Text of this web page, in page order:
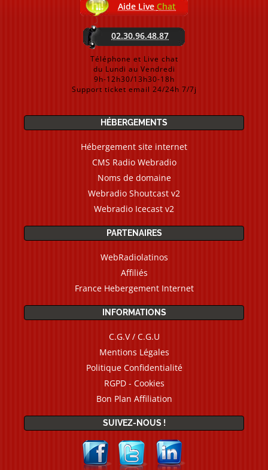
Aide Live Chat
02.30.96.48.87
Téléphone et Live chat
du Lundi au Vendredi
9h-12h30/13h30-18h
Support ticket email 24/24h 7/7j
HÉBERGEMENTS
Hébergement site internet
CMS Radio Webradio
Noms de domaine
Webradio Shoutcast v2
Webradio Icecast v2
PARTENAIRES
WebRadiolatinos
Affiliés
France Hebergement Internet
INFORMATIONS
C.G.V / C.G.U
Mentions Légales
Politique Confidentialité
RGPD - Cookies
Bon Plan Affiliation
SUIVEZ-NOUS !